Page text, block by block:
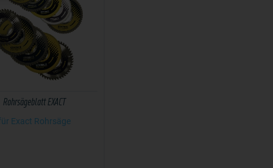
Rohrsägeblatt EXACT
Exact Rohrsäge